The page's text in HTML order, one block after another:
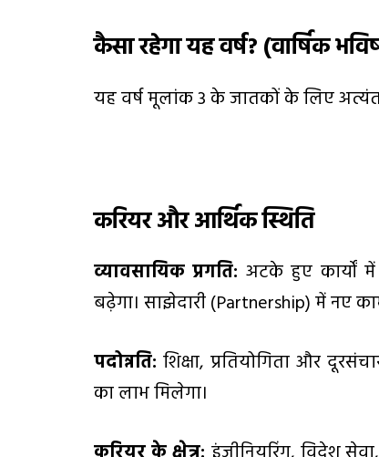
कैसा रहेगा यह वर्ष? (वार्षिक
यह वर्ष मूलांक 3 के जातकों के लिए
करियर और आर्थिक स्थिति
व्यावसायिक प्रगति: अटके हुए कार्यों
बढ़ेगा। साझेदारी (Partnership) में नए
पदोन्नति: शिक्षा, प्रतियोगिता और
का लाभ मिलेगा।